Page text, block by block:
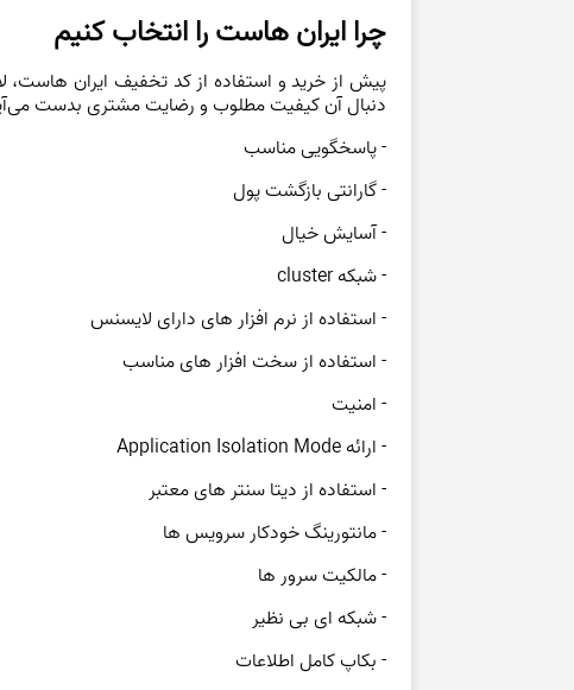
چرا ایران هاست را انتخاب کنیم
پیش از خرید و استفاده از کد تخفیف ایران
دنبال آن کیفیت مطلوب و رضایت مشتری بدست
- پاسخگویی مناسب
- گارانتی بازگشت پول
- آسایش خیال
- شبکه cluster
- استفاده از نرم افزار های دارای لایسنس
- استفاده از سخت افزار های مناسب
- امنیت
- ارائه Application Isolation Mode
- استفاده از دیتا سنتر های معتبر
- مانتورینگ خودکار سرویس ها
- مالکیت سرور ها
- شبکه‌ ای بی نظیر
- بکاپ کامل اطلاعات